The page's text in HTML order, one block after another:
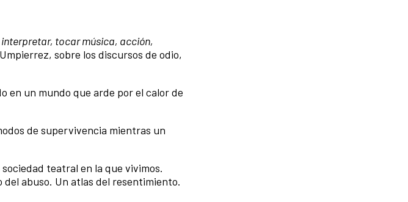
tocar música, acción,
sobre los discursos de odio,
en un mundo que arde por el calor de
de supervivencia mientras un
teatral en la que vivimos.
del abuso. Un atlas del resentimiento.